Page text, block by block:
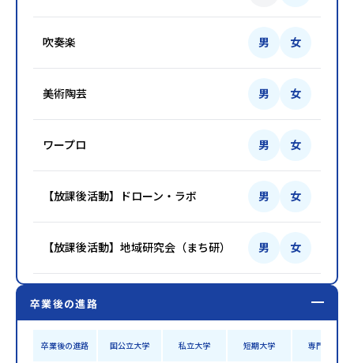
吹奏楽 男 女
美術陶芸 男 女
ワープロ 男 女
【放課後活動】ドローン・ラボ 男 女
【放課後活動】地域研究会（まち研） 男 女
卒業後の進路
卒業後の進路 国公立大学 私立大学 短期大学 専門学校